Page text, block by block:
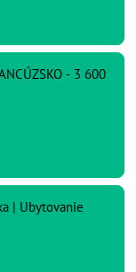
- 3 600
| Ubytovanie